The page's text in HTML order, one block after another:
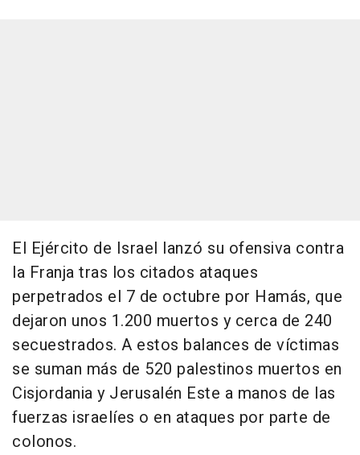
El Ejército de Israel lanzó su ofensiva contra
la Franja tras los citados ataques
perpetrados el 7 de octubre por Hamás, que
dejaron unos 1.200 muertos y cerca de 240
secuestrados. A estos balances de víctimas
se suman más de 520 palestinos muertos en
Cisjordania y Jerusalén Este a manos de las
fuerzas israelíes o en ataques por parte de
colonos.